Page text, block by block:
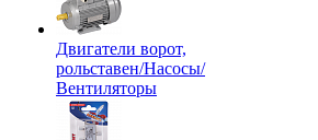
Двигатели ворот,
рольставен/Насосы/
Вентиляторы